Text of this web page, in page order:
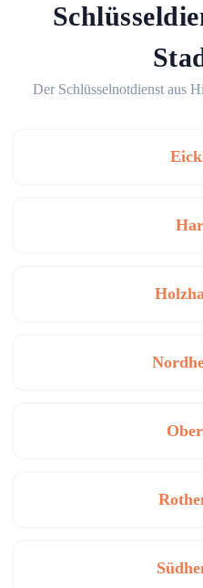
Der Schlüsselnotdienst aus